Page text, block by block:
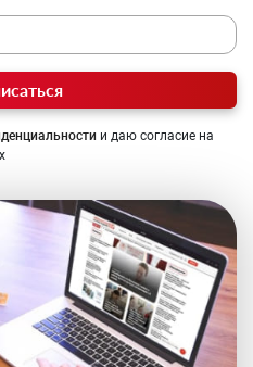
и даю согласие на